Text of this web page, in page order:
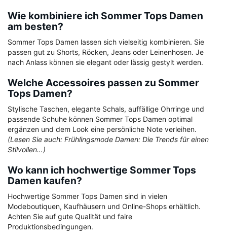
Wie kombiniere ich Sommer Tops Damen
am besten?
Sommer Tops Damen lassen sich vielseitig kombinieren. Sie
passen gut zu Shorts, Röcken, Jeans oder Leinenhosen. Je
nach Anlass können sie elegant oder lässig gestylt werden.
Welche Accessoires passen zu Sommer
Tops Damen?
Stylische Taschen, elegante Schals, auffällige Ohrringe und
passende Schuhe können Sommer Tops Damen optimal
ergänzen und dem Look eine persönliche Note verleihen.
(Lesen Sie auch: Frühlingsmode Damen: Die Trends für einen
Stilvollen…)
Wo kann ich hochwertige Sommer Tops
Damen kaufen?
Hochwertige Sommer Tops Damen sind in vielen
Modeboutiquen, Kaufhäusern und Online-Shops erhältlich.
Achten Sie auf gute Qualität und faire
Produktionsbedingungen.